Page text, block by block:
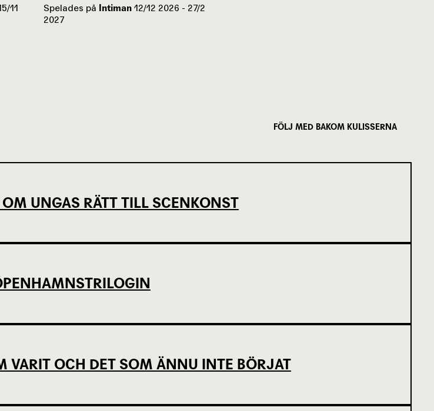
11
Spelades på Intiman 12/12 2026 - 27/2
2027
FÖLJ MED BAKOM KULISSERNA
UNGAS RÄTT TILL SCENKONST
VARIT OCH DET SOM ÄNNU INTE BÖRJAT